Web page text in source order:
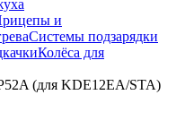
и
Системы подзарядки
Колёса для
(для KDE12EA/STA)